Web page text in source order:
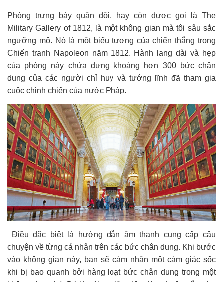
Phòng trưng bày quân đội, hay còn được gọi là The
Military Gallery of 1812, là một không gian mà tôi sâu sắc
ngưỡng mộ. Nó là một biểu tượng của chiến thắng trong
Chiến tranh Napoleon năm 1812. Hành lang dài và hẹp
của phòng này chứa đựng khoảng hơn 300 bức chân
dung của các người chỉ huy và tướng lĩnh đã tham gia
cuộc chinh chiến của nước Pháp.
Điều đặc biệt là hướng dẫn âm thanh cung cấp câu
chuyện về từng cá nhân trên các bức chân dung. Khi bước
vào không gian này, bạn sẽ cảm nhận một cảm giác sốc
khi bị bao quanh bởi hàng loạt bức chân dung trong một